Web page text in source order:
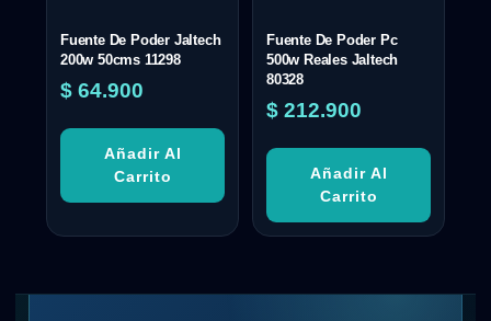
Fuente De Poder Jaltech
200w 50cms 11298
$ 64.900
Añadir Al
Carrito
Fuente De Poder Pc
500w Reales Jaltech
80328
$ 212.900
Añadir Al
Carrito